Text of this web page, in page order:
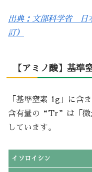
出典：文部科学省 日
訂）
【アミノ酸】基準
「基準窒素 1g」に含
含有量の“Tr”は「微
しています。
イソロイシン